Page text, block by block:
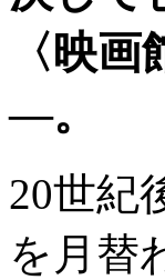
〈映
―。
20世紀
を月替